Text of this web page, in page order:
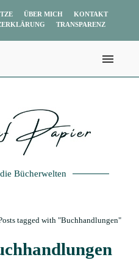
ÜBER MICH
KONTAKT
TRANSPARENZ
Bücherwelten
tagged with "Buchhandlungen"